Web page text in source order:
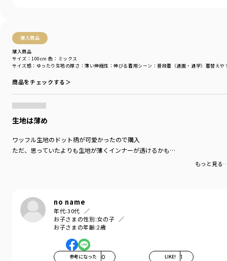
購入商品
購入商品
サイズ感 ：ゆったり 生地の厚さ ：薄い伸縮性 ：伸びる着用シーン ：普段着（通園・通学） 着替えや
サイズ：100cm 色：ミックス
商品をチェックする＞
生地は薄め
ワッフル生地のドット柄が可愛かったので購入
ただ、思っていたよりも生地が薄くインナーが透けるかも…
もっと見る
no name
年代:30代
お子さまの性別:女の子
お子さまの年齢:2歳
参考になった 0 LIKE! 1
かけ用でも重宝します！
・着心地が良いワッフル素材は通園・通学にもオススメです♪
あって嬉しいお名前ネーム付き。
・お花柄のオフホワイト、ハート柄のネイビー、ドット柄のブラック・ミッ
-----
伸縮性：あり
ブランド
シーズン
／アウトレット
カテゴリ
／トップス>長袖Tシャツ・7分袖Tシャツ
／ホワイト
12-5105-065